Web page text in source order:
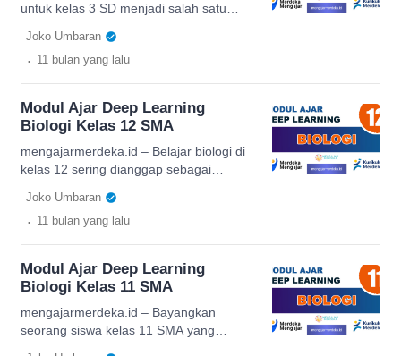
memanfaatkan prinsip-prinsip
pembelajaran mendalam, siswa […]
untuk kelas 3 SD menjadi salah satu
Kurikulum Merdeka. IPAS (Ilmu
Pengetahuan Alam dan Sosial)
alam, lingkungan sosial, dan keterkaitan
keduanya. Dengan pendekatan deep
learning, guru dapat menciptakan
pembelajaran yang lebih mendalam,
[…]
Joko Umbaran
. 11 bulan yang lalu
Modul Ajar Deep Learning
Biologi Kelas 12 SMA
mengajarmerdeka.id – Belajar biologi di
kelas 12 sering dianggap sebagai
memahami ilmu kehidupan sebelum
melangkah ke jenjang perguruan tinggi.
tetapi mengasah keterampilan berpikir
kritis dan analitis. Salah satu pendekatan
yang kini mulai diterapkan adalah
penggunaan modul ajar berbasis deep
Joko Umbaran
. 11 bulan yang lalu
Modul Ajar Deep Learning
Biologi Kelas 11 SMA
mengajarmerdeka.id – Bayangkan
seorang siswa kelas 11 SMA yang